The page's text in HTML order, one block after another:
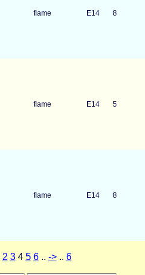
flame E14 8
flame E14 5
flame E14 8
2 34 5 6.. ->.. 6